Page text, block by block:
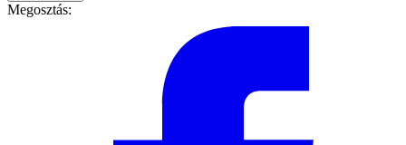
Megosztás: